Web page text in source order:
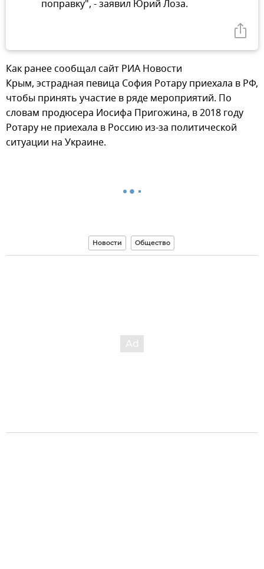
поправку", - заявил Юрий Лоза.
Как ранее сообщал сайт РИА Новости
Крым, эстрадная певица София Ротару приехала в РФ,
чтобы принять участие в ряде мероприятий. По
словам продюсера Иосифа Пригожина, в 2018 году
Ротару не приехала в Россию из-за политической
ситуации на Украине.
Новости Общество